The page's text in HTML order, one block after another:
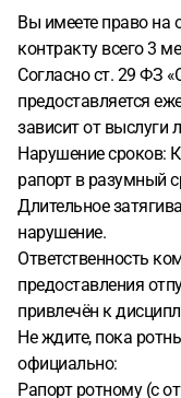
Вы имеете право на
контракту всего 3
Согласно ст. 29 ФЗ
предоставляется
зависит от выслуги
Нарушение сроков:
рапорт в разумный
Длительное
нарушение.
Ответственность
предоставления
привлечён к
Не ждите, пока
официально:
Рапорт ротному (с